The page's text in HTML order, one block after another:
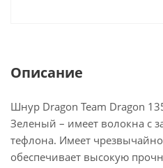
Описание
Шнур Dragon Team Dragon
Зеленый – имеет волокна с
тефлона. Имеет
обеспечивает высокую